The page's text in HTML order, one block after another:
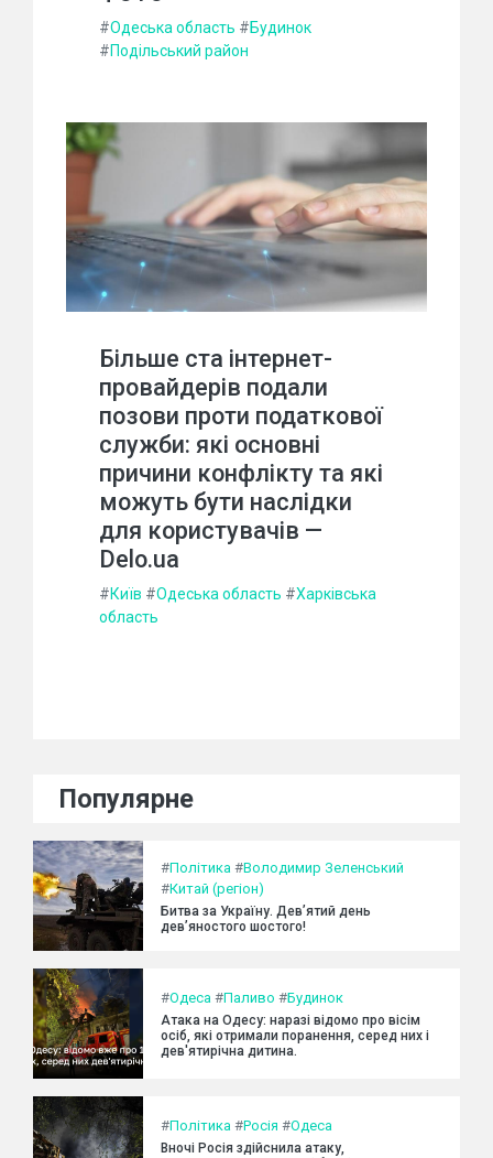
#Одеська область #Будинок
#Подільський район
Більше ста інтернет-
провайдерів подали
позови проти податкової
служби: які основні
причини конфлікту та які
можуть бути наслідки
для користувачів —
Delo.ua
#Київ #Одеська область #Харківська
область
Популярне
#Політика #Володимир Зеленський
#Китай (регіон)
Битва за Україну. Дев’ятий день
дев’яностого шостого!
#Одеса #Паливо #Будинок
Атака на Одесу: наразі відомо про вісім
осіб, які отримали поранення, серед них і
дев'ятирічна дитина.
#Політика #Росія #Одеса
Вночі Росія здійснила атаку,